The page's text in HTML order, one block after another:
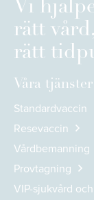
Vi
rätt
rätt
Våra tjänster
Standardvaccin
Resevaccin
Vårdbemanning
Provtagning
VIP-sjukvård